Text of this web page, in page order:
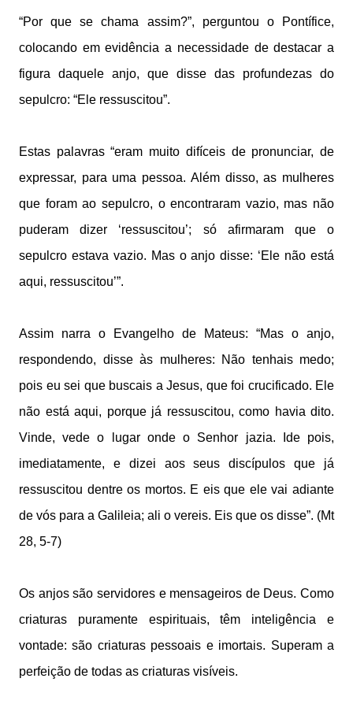
“Por que se chama assim?”, perguntou o Pontífice,
colocando em evidência a necessidade de destacar a
figura daquele anjo, que disse das profundezas do
sepulcro: “Ele ressuscitou”.
Estas palavras “eram muito difíceis de pronunciar, de
expressar, para uma pessoa. Além disso, as mulheres
que foram ao sepulcro, o encontraram vazio, mas não
puderam dizer ‘ressuscitou’; só afirmaram que o
sepulcro estava vazio. Mas o anjo disse: ‘Ele não está
aqui, ressuscitou’”.
Assim narra o Evangelho de Mateus: “Mas o anjo,
respondendo, disse às mulheres: Não tenhais medo;
pois eu sei que buscais a Jesus, que foi crucificado. Ele
não está aqui, porque já ressuscitou, como havia dito.
Vinde, vede o lugar onde o Senhor jazia. Ide pois,
imediatamente, e dizei aos seus discípulos que já
ressuscitou dentre os mortos. E eis que ele vai adiante
de vós para a Galileia; ali o vereis. Eis que os disse”. (Mt
28, 5-7)
Os anjos são servidores e mensageiros de Deus. Como
criaturas puramente espirituais, têm inteligência e
vontade: são criaturas pessoais e imortais. Superam a
perfeição de todas as criaturas visíveis.